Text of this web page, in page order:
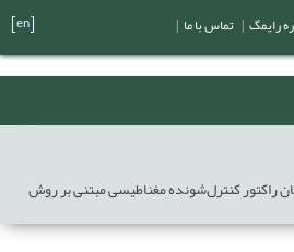
راکتور کنترل‌شونده مغناطیسی مبتنی بر روش
رایمگ تماس با ما